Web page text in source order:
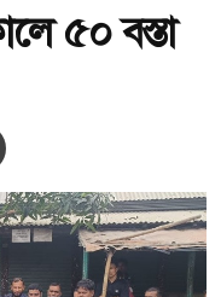
৫০ বস্তা